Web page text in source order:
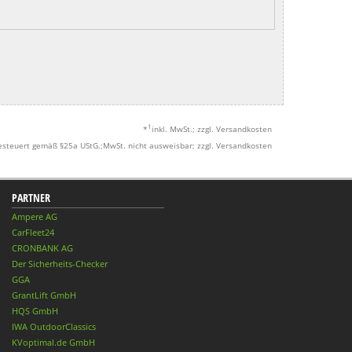
* 1 inkl. MwSt.; zzgl. Versandkosten
gemäß §25a UStG.;MwSt. nicht ausweisbar; zzgl. Versandkosten
PARTNER
Ampere AG
CarFleet24
CRONBANK AG
Der Sicherheits-Checker
GGA
GrantLift GmbH
HQS GmbH
IWA OutdoorClassics
KVoptimal.de GmbH